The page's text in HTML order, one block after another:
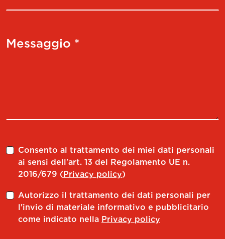
Messaggio *
Consento al trattamento dei miei dati personali
ai sensi dell'art. 13 del Regolamento UE n.
2016/679 (Privacy policy)
Autorizzo il trattamento dei dati personali per
l'invio di materiale informativo e pubblicitario
come indicato nella Privacy policy